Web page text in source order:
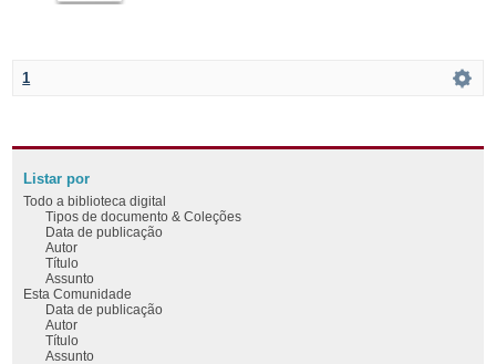
1
Listar por
Todo a biblioteca digital
Tipos de documento & Coleções
Data de publicação
Autor
Título
Assunto
Esta Comunidade
Data de publicação
Autor
Título
Assunto